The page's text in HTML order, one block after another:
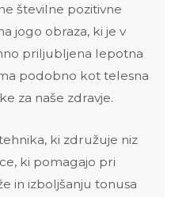
številne pozitivne
jogo obraza, ki je v
priljubljena lepotna
podobno kot telesna
za naše zdravje.
ki združuje niz
ki pomagajo pri
in izboljšanju tonusa